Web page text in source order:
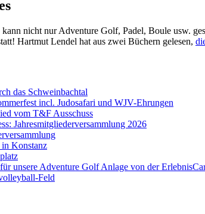
nicht nur Adventure Golf, Padel, Boule usw.
Hartmut Lendel hat aus zwei Büchern gelesen,
das Schweinbachtal
incl. Judosafari und WJV-Ehrungen
vom T&F Ausschuss
Jahresmitgliederversammlung 2026
in Konstanz
unsere Adventure Golf Anlage von der
Feld